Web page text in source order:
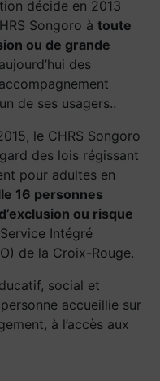
décide en 2013
Songoro à toute
ou de grande
des
de ses usagers..
le CHRS Songoro
des lois régissant
pour adultes en
16 personnes
ou risque
Intégré
de la Croix-Rouge.
social et
accueillie sur
à l’accès aux